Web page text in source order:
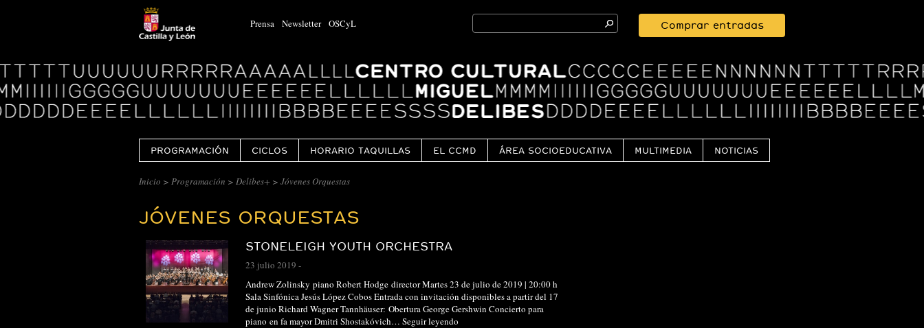
Prensa Newsletter OSCyL
Search
for:
Comprar entradas
Logo
Centro
Cultural
Miguel
Delibes
PROGRAMACIÓN CICLOS HORARIO TAQUILLAS EL CCMD ÁREA SOCIOEDUCATIVA MULTIMEDIA NOTICIAS
CENTRO
CULTURAL
MIGUEL
DELIBES
::
ARCHIVO
Inicio > Programación > Delibes+ > Jóvenes Orquestas
JÓVENES ORQUESTAS
STONELEIGH YOUTH ORCHESTRA
23 julio 2019 -
Andrew Zolinsky piano Robert Hodge director Martes 23 de julio de 2019 | 20:00 h
Sala Sinfónica Jesús López Cobos Entrada con invitación disponibles a partir del 17
de junio Richard Wagner Tannhäuser: Obertura George Gershwin Concierto para
piano en fa mayor Dmitri Shostakóvich… Seguir leyendo